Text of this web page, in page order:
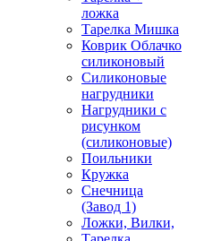
ложка
Тарелка Мишка
Коврик Облачко
силиконовый
Силиконовые
нагрудники
Нагрудники с
рисунком
(силиконовые)
Поильники
Кружка
Снечница
(Завод 1)
Ложки, Вилки,